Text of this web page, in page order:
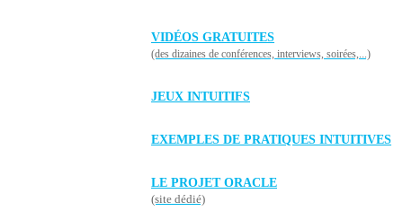
VIDÉOS GRATUITES
(des dizaines de conférences, interviews, soirées,...)
JEUX INTUITIFS
EXEMPLES DE PRATIQUES INTUITIVES
LE PROJET ORACLE
(site dédié)